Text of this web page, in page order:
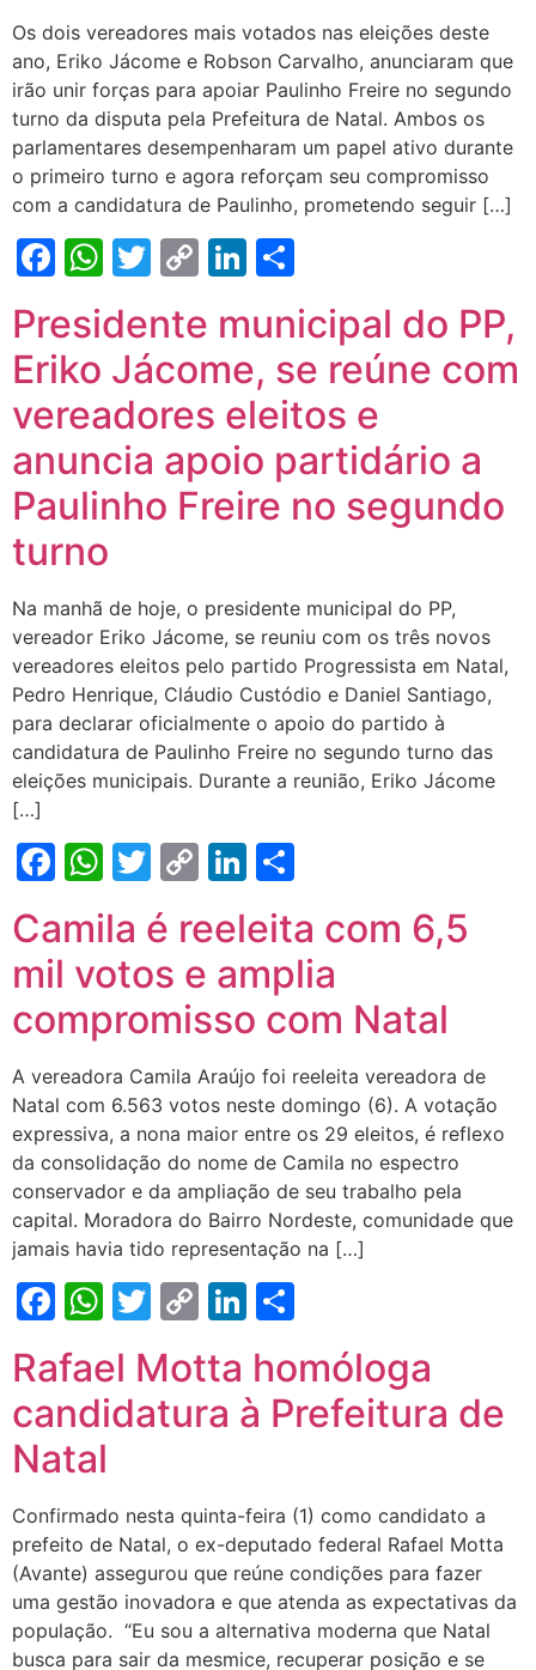
Os dois vereadores mais votados nas eleições deste
ano, Eriko Jácome e Robson Carvalho, anunciaram que
irão unir forças para apoiar Paulinho Freire no segundo
turno da disputa pela Prefeitura de Natal. Ambos os
parlamentares desempenharam um papel ativo durante
o primeiro turno e agora reforçam seu compromisso
com a candidatura de Paulinho, prometendo seguir […]
Facebook
WhatsApp
Twitter
CopyLinkedIn
Presidente municipal do PP,
Eriko Jácome, se reúne com
vereadores eleitos e
anuncia apoio partidário a
Paulinho Freire no segundo
turno
Na manhã de hoje, o presidente municipal do PP,
vereador Eriko Jácome, se reuniu com os três novos
vereadores eleitos pelo partido Progressista em Natal,
Pedro Henrique, Cláudio Custódio e Daniel Santiago,
para declarar oficialmente o apoio do partido à
candidatura de Paulinho Freire no segundo turno das
eleições municipais. Durante a reunião, Eriko Jácome
[…]
Facebook
WhatsApp
Twitter
CopyLinkedIn
Camila é reeleita com 6,5
mil votos e amplia
compromisso com Natal
A vereadora Camila Araújo foi reeleita vereadora de
Natal com 6.563 votos neste domingo (6). A votação
expressiva, a nona maior entre os 29 eleitos, é reflexo
da consolidação do nome de Camila no espectro
conservador e da ampliação de seu trabalho pela
capital. Moradora do Bairro Nordeste, comunidade que
jamais havia tido representação na […]
Facebook
WhatsApp
Twitter
CopyLinkedIn
Rafael Motta homóloga
candidatura à Prefeitura de
Natal
Confirmado nesta quinta-feira (1) como candidato a
prefeito de Natal, o ex-deputado federal Rafael Motta
(Avante) assegurou que reúne condições para fazer
uma gestão inovadora e que atenda as expectativas da
população. “Eu sou a alternativa moderna que Natal
busca para sair da mesmice, recuperar posição e se